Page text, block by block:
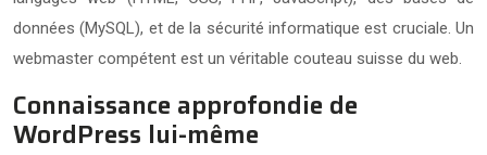
données (MySQL), et de la sécurité informatique est cruciale. Un
webmaster compétent est un véritable couteau suisse du web.
Connaissance approfondie de
WordPress lui-même